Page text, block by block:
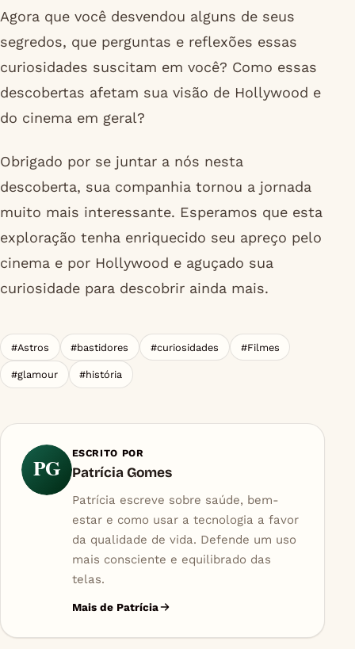
Agora que você desvendou alguns de seus
segredos, que perguntas e reflexões essas
curiosidades suscitam em você? Como essas
descobertas afetam sua visão de Hollywood e
do cinema em geral?
Obrigado por se juntar a nós nesta
descoberta, sua companhia tornou a jornada
muito mais interessante. Esperamos que esta
exploração tenha enriquecido seu apreço pelo
cinema e por Hollywood e aguçado sua
curiosidade para descobrir ainda mais.
#Astros #bastidores #curiosidades #Filmes
#glamour #história
PG
ESCRITO POR
Patrícia Gomes
Patrícia escreve sobre saúde, bem-
estar e como usar a tecnologia a favor
da qualidade de vida. Defende um uso
mais consciente e equilibrado das
telas.
Mais de Patrícia